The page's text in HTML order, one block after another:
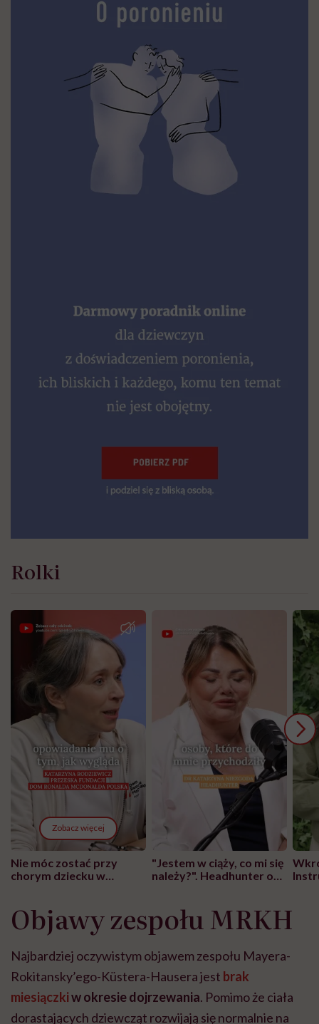
Rolki
Zobacz więcej
Nie móc zostać przy
chorym dziecku w
może chyba tylko
głupota i brak
wyobraźni"
"Jestem w ciąży, co mi się
należy?". Headhunter o
pracy
Objawy zespołu MRKH
Najbardziej oczywistym objawem zespołu Mayera-
Rokitansky’ego-Küstera-Hausera jest brak
miesiączkiw okresie dojrzewania. Pomimo że ciała
dorastających dziewcząt rozwijają się normalnie na